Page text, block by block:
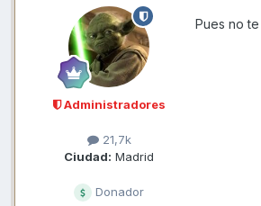
Administradores
21,7k
Ciudad: Madrid
Donador
Pues no te